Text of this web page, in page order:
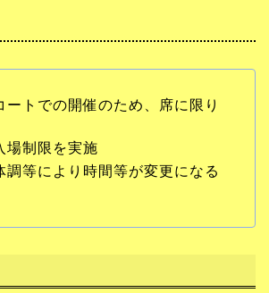
ートでの開催のため、席に限り
場制限を実施
調等により時間等が変更になる